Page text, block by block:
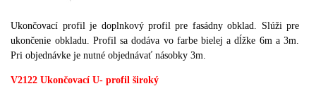
Ukončovací profil je doplnkový profil pre fasádny obklad. Slúži pre
ukončenie obkladu. Profil sa dodáva vo farbe bielej a dĺžke 6m a 3m.
Pri objednávke je nutné objednávať násobky 3m.
V2122 Ukončovací U- profil široký